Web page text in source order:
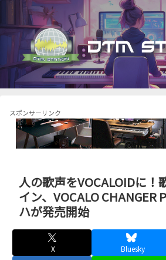
スポンサーリンク
人の歌声をVOCALOIDに！
イン、VOCALO CHANGER
ハが発売開始
X Bluesky